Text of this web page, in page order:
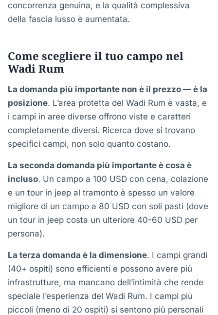
concorrenza genuina, e la qualità complessiva
della fascia lusso è aumentata.
Come scegliere il tuo campo nel
Wadi Rum
La domanda più importante non è il prezzo — è la
posizione. L’area protetta del Wadi Rum è vasta, e
i campi in aree diverse offrono viste e caratteri
completamente diversi. Ricerca dove si trovano
specifici campi, non solo quanto costano.
La seconda domanda più importante è cosa è
incluso. Un campo a 100 USD con cena, colazione
e un tour in jeep al tramonto è spesso un valore
migliore di un campo a 80 USD con soli pasti (dove
un tour in jeep costa un ulteriore 40-60 USD per
persona).
La terza domanda è la dimensione. I campi grandi
(40+ ospiti) sono efficienti e possono avere più
infrastrutture, ma mancano dell’intimità che rende
speciale l’esperienza del Wadi Rum. I campi più
piccoli (meno di 20 ospiti) si sentono più personali